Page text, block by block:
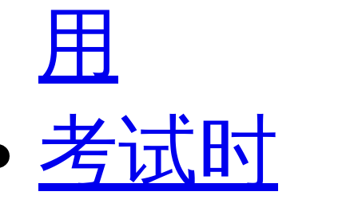
用
考试时